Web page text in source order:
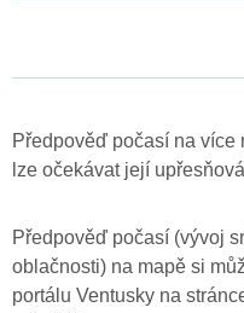
Předpověď počasí na více
lze očekávat její
Předpověď počasí (vývoj
oblačnosti) na mapě si
portálu Ventusky na